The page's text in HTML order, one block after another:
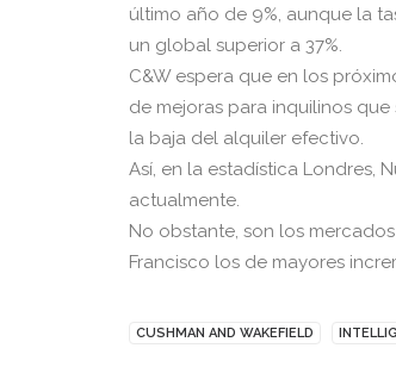
último año de 9%, aunque la
un global superior a 37%.
C&W espera que en los
de mejoras para inquilinos
la baja del alquiler efectivo.
Así, en la estadística Londres,
actualmente.
No obstante, son los
Francisco los de mayores
CUSHMAN AND WAKEFIELD